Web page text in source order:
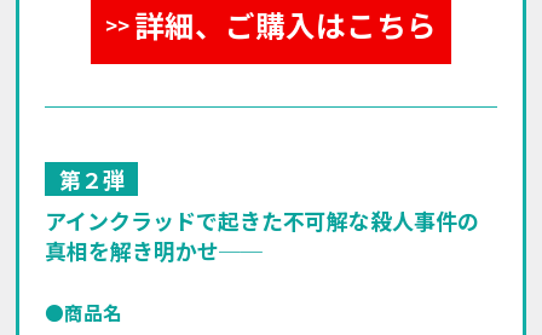
詳細、ご購入はこちら
第２弾
アインクラッドで起きた不可解な殺人事件の
真相を解き明かせ──
●商品名